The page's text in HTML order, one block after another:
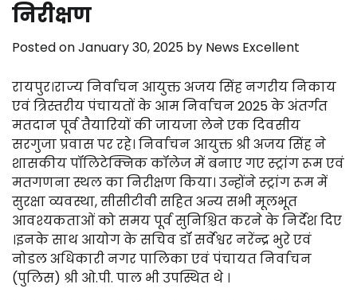
निरीक्षण
Posted onJanuary 30, 2025 by News Excellent
रायपुर।राज्य निर्वाचन आयुक्त अजय सिंह नगरीय निकाय
एवं त्रिस्तरीय पंचायतों के आम निर्वाचन 2025 के अंतर्गत
मतदान पूर्व तैयारियों की जायजा लेने एक दिवसीय
सरगुजा प्रवास पर रहे। निर्वाचन आयुक्त श्री अजय सिंह ने
शासकीय पॉलिटेक्निक कॉलेज में बनाए गए स्ट्रांग रूम एवं
मतगणना स्थल का निरीक्षण किया। उन्होंने स्ट्रांग रूम में
सुरक्षा व्यवस्था, सीसीटीवी सहित अन्य सभी मूलभूत
आवश्यकताओं को समय पूर्व सुनिश्चित करने के निर्देश दिए
।इनके साथ आयोग के सचिव डॉ सर्वेश्वर नरेंन्द्र भुरे एवं
नोडल अधिकारी नगर पालिका एवं पंचायत निर्वाचन
(पुलिस) श्री ओ.पी. पाल भी उपस्थित थे ।